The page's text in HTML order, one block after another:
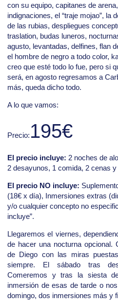
con su equipo, capitanes de
indignaciones, el “traje mojao”, la
de las rubias, despliegues
traslation, budas luneros,
agusto, levantadas, delfines, flan
el hombre de negro a todo color,
creo que esté todo lo fue, pero si
será, en agosto regresamos a
más, queda dicho todo.
A lo que vamos:
Precio: 195€
El precio incluye: 2 noches de
2 desayunos, 1 comida, 2 cenas
El precio NO incluye:
(18€ x día), Inmersiones extras
y/o cualquier concepto no
incluye”.
Llegaremos el viernes,
de hacer una nocturna opcional.
de Diego con las miras
siempre. El sábado tras
Comeremos y tras la siesta
inmersión de esas de tarde o
domingo, dos inmersiones más y